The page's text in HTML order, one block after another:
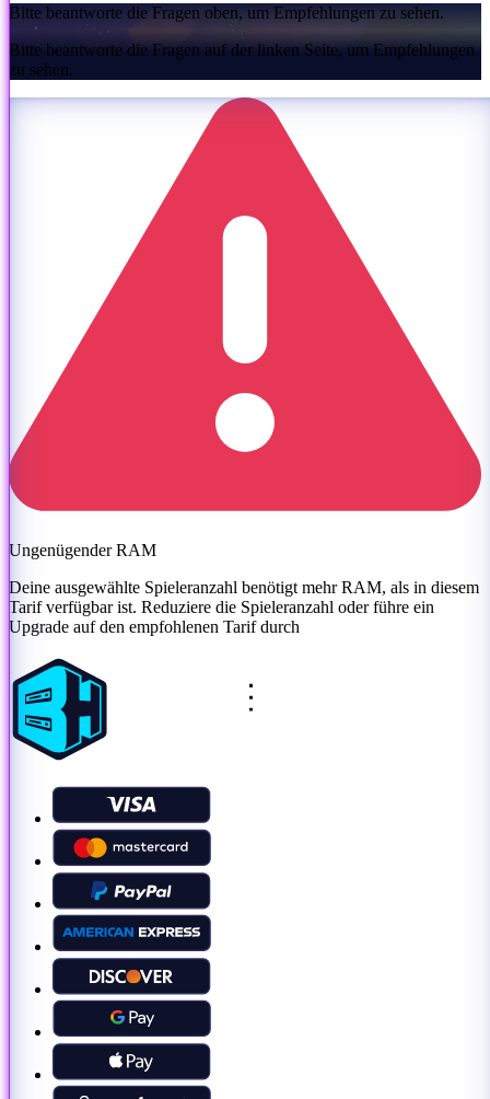
Bitte beantworte die Fragen oben, um Empfehlungen zu sehen.
Bitte beantworte die Fragen auf der linken Seite, um Empfehlungen
zu sehen.
Ungenügender RAM
Deine ausgewählte Spieleranzahl benötigt mehr RAM, als in diesem
Tarif verfügbar ist. Reduziere die Spieleranzahl oderführe ein
Upgrade auf den empfohlenen Tarif durch